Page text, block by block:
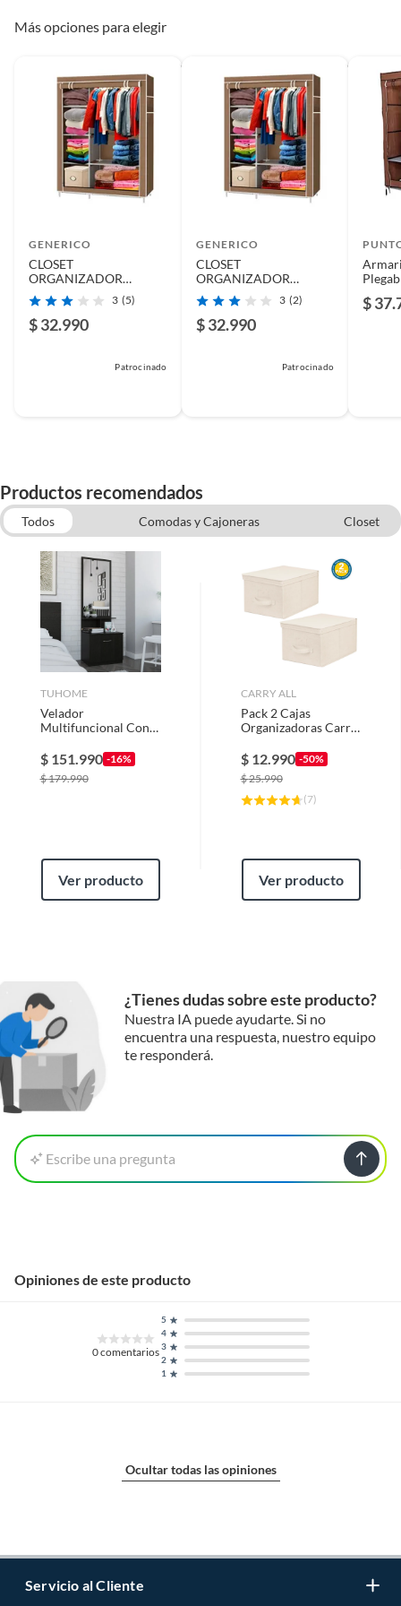
Más opciones para elegir
GENERICO
CLOSET
ORGANIZADOR
ARMABLE DE TELA
BEIGE MEDIANO
3 (5)
$ 32.990
Patrocinado
GENERICO
CLOSET
ORGANIZADOR
ARMABLE DE TELA
CAFE GRANDE3 (2)
$ 32.990
Patrocinado
$
Productos recomendados
Todos Comodas y Cajoneras
Closet
TUHOME
Velador
Multifuncional Con
Negro 170.7x54x47.5
cm
$ 151.990 -16%
$179.990
Ver producto
CARRY ALL
Pack 2 Cajas
Organizadoras Carry
Beige L
$ 12.990 -50%
$25.990
(7)
Ver producto
¿Tienes dudas sobre este producto?
Nuestra IA puede ayudarte. Si no
encuentra una respuesta, nuestro equipo
te responderá.
Escribe una pregunta
Opiniones de este producto
0comentarios
1
2
3
4
5
Ocultar todas las opiniones
Servicio al Cliente